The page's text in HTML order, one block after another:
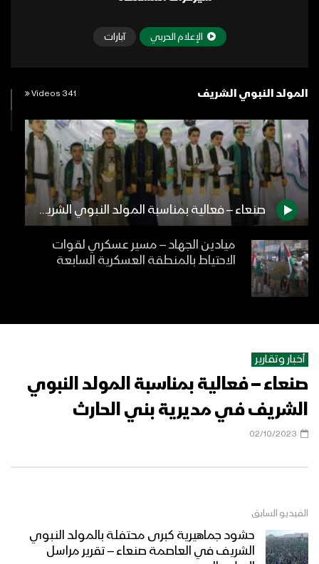
الإعلام الحربي آبارات
المولد النبوي الشريف 341 Videos
صنعاء – فعالية بمناسبة المولد النبوي الشريف في مديرية بني الحارث
ميادين الجهاد – مسير عسكري لقوات
الاحتياط بالمنطقة العسكرية السابعة
مشاهد متنوعة من الحشود المليونية
الكبرى في ميدان السبعين بالعاصمة
صنعاء احتفاءً بالمولد النبوي الشريف
مؤيد العصر | فرقة أنصار الله1447هـ
أخبار وتقارير
صنعاء – فعالية بمناسبة المولد النبوي
الشريف في مديرية بني الحارث
02/10/2023
الفيديو السابق
حشود جماهيرية كبرى محتفلة بالمولد النبوي
الشريف في العاصمة صنعاء – تقرير مراسل